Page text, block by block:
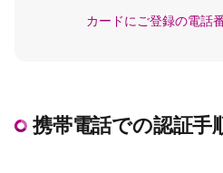
カードにご登録の電話
携帯電話での認証手